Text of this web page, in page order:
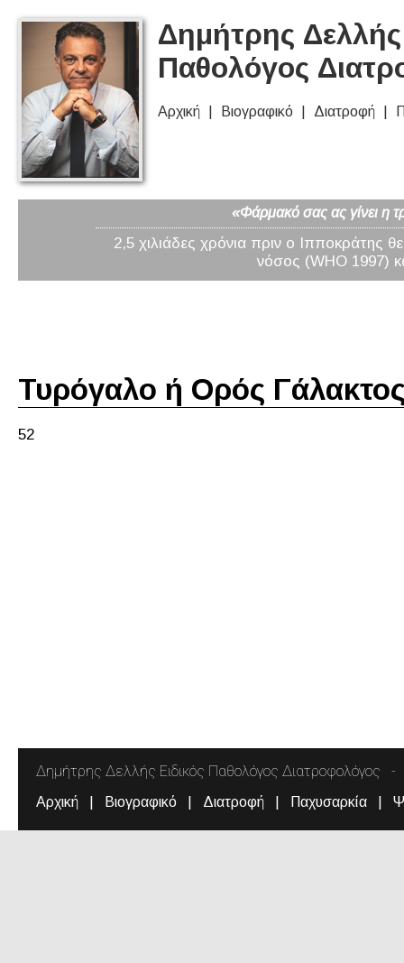
Δημήτρης
Παθολόγος
Αρχική Βιογραφικό Διατροφή
«Φάρμακό σας ας γίνει η
2,5 χιλιάδες χρόνια πριν ο Ιπποκράτης
νόσος (WHO 1997)
Τυρόγαλο ή Ορός
52
Δημήτρης Δελλής Ειδικός Παθολόγος Διατροφολόγος
Αρχική Βιογραφικό Διατροφή Παχυσαρκία